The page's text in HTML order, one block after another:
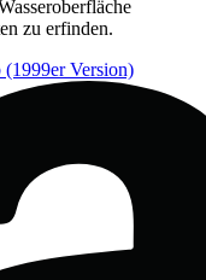
zu erfinden.
Version)